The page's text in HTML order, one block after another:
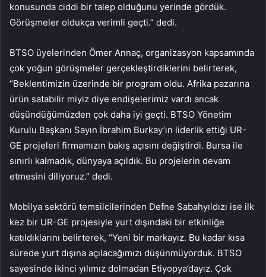
konusunda ciddi bir talep olduğunu yerinde gördük.
Görüşmeler oldukça verimli geçti.” dedi.
BTSO üyelerinden Ömer Annaç, organizasyon kapsamında
çok yoğun görüşmeler gerçekleştirdiklerini belirterek,
“Beklentimizin üzerinde bir program oldu. Afrika pazarına
ürün satabilir miyiz diye endişelerimiz vardı ancak
düşündüğümüzden çok daha iyi geçti. BTSO Yönetim
Kurulu Başkanı Sayın İbrahim Burkay’ın liderlik ettiği UR-
GE projeleri firmamızın bakış açısını değiştirdi. Bursa ile
sınırlı kalmadık, dünyaya açıldık. Bu projelerin devam
etmesini diliyoruz.” dedi.
Mobilya sektörü temsilcilerinden Defne Sabahyıldızı ise ilk
kez bir UR-GE projesiyle yurt dışındaki bir etkinliğe
katıldıklarını belirterek, “Yeni bir markayız. Bu kadar kısa
sürede yurt dışına açılacağımızı düşünmüyorduk. BTSO
sayesinde ikinci yılımız dolmadan Etiyopya’dayız. Çok